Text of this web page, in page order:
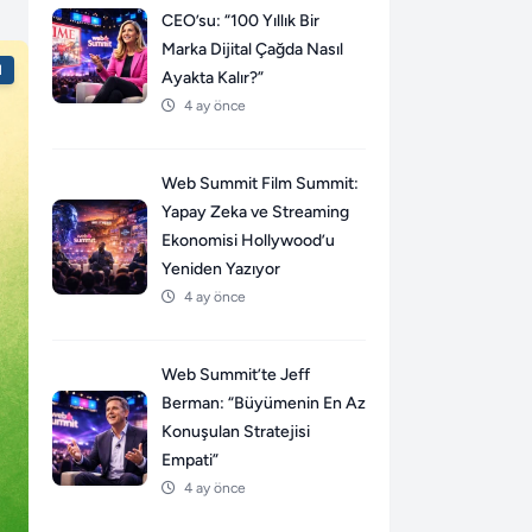
CEO’su: “100 Yıllık Bir
Marka Dijital Çağda Nasıl
Ayakta Kalır?”
4 ay önce
Web Summit Film Summit:
Yapay Zeka ve Streaming
Ekonomisi Hollywood’u
Yeniden Yazıyor
4 ay önce
Web Summit’te Jeff
Berman: “Büyümenin En Az
Konuşulan Stratejisi
Empati”
4 ay önce